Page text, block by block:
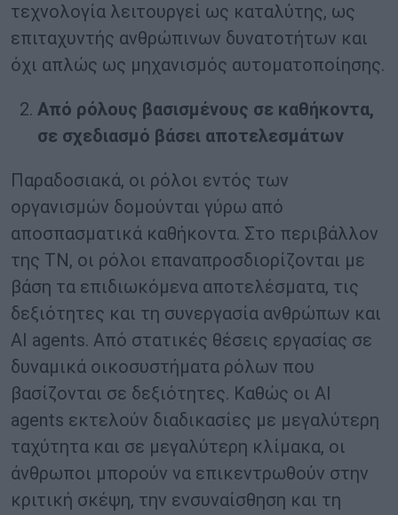
τεχνολογία λειτουργεί ως καταλύτης, ως
επιταχυντής ανθρώπινων δυνατοτήτων και
όχι απλώς ως μηχανισμός αυτοματοποίησης.
Από ρόλους βασισμένους σε καθήκοντα,
σε σχεδιασμό βάσει αποτελεσμάτων
Παραδοσιακά, οι ρόλοι εντός των
οργανισμών δομούνται γύρω από
αποσπασματικά καθήκοντα. Στο περιβάλλον
της ΤΝ, οι ρόλοι επαναπροσδιορίζονται με
βάση τα επιδιωκόμενα αποτελέσματα, τις
δεξιότητες και τη συνεργασία ανθρώπων και
AI agents. Από στατικές θέσεις εργασίας σε
δυναμικά οικοσυστήματα ρόλων που
βασίζονται σε δεξιότητες. Καθώς οι AI
agents εκτελούν διαδικασίες με μεγαλύτερη
ταχύτητα και σε μεγαλύτερη κλίμακα, οι
άνθρωποι μπορούν να επικεντρωθούν στην
κριτική σκέψη, την ενσυναίσθηση και τη